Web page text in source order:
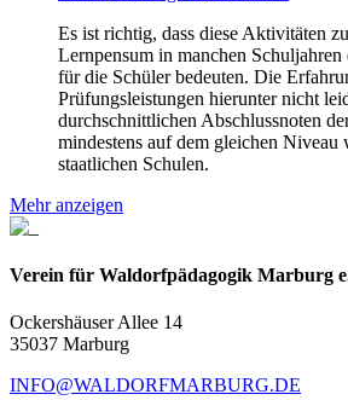
Es ist richtig, dass diese Aktivitäten
Lernpensum in manchen
für die Schüler bedeuten. Die
Prüfungsleistungen hierunter nicht
durchschnittlichen Abschlussnoten
mindestens auf dem gleichen Niveau
staatlichen Schulen.
Mehr anzeigen
Verein für Waldorfpädagogik Marburg
Ockershäuser Allee 14
35037 Marburg
INFO@WALDORFMARBURG.DE